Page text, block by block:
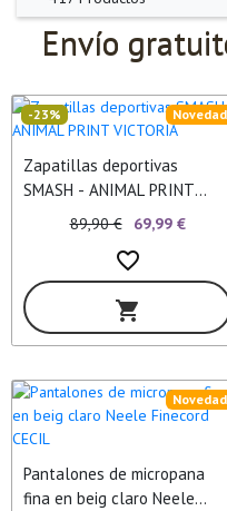
Envío
Zapatillas deportivas
SMASH - ANIMAL PRINT
VICTORIA
Novedad
-23%
89,90 € 69,99 €
favorite_border
shopping_cart
Pantalones de micropana
fina en beig claro Neele
Novedad